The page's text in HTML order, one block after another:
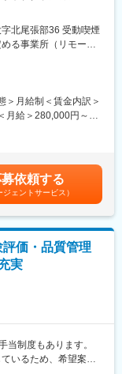
寮（3～4万円程）、１
体制を整えていま
用や、海外研修や通
率99％
ても世界を代表する
を獲得しています。
界の景気動向に左右
動自動車、鉄道、半
連製品、プラント関
す。）また、自動車
カーへと製品の軸足
ばね、シート等）を
の各製造大工程のス
きます。
タ人員管理
）
せないあらゆる電子
基板です。今後もIoT
プリント基板の需要
にくく、将来性があ
術が、もっとつなが
の事業「高多層基
を中心に、最先端の
北尾張部36 受動喫煙
る事業所（リモート
＞月給制＜賃金内訳＞
月給＞280,000円～
じて上下する可能性
表記です。
依頼する
ジェントサービス）
評価・品質管理
実
制度もあります。
いるため、希望案件